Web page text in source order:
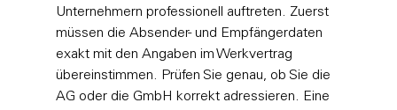
Unternehmern professionell auftreten. Zuerst
müssen die Absender- und Empfängerdaten
exakt mit den Angaben im Werkvertrag
übereinstimmen. Prüfen Sie genau, ob Sie die
AG oder die GmbH korrekt adressieren. Eine